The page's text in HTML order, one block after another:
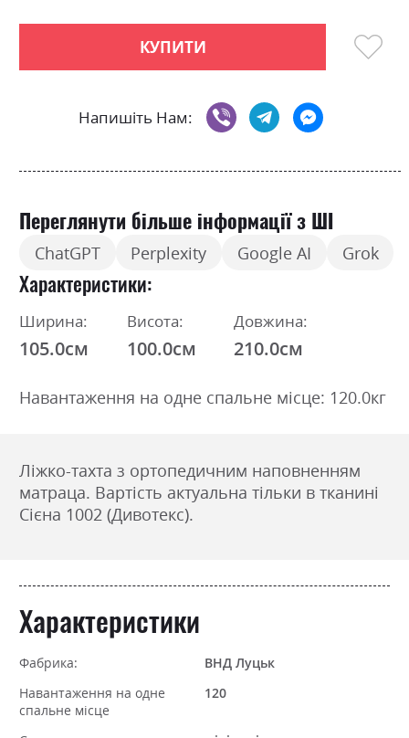
КУПИТИ
Напишіть Нам:
Переглянути більше інформації з ШІ
ChatGPT Perplexity Google AI Grok
Характеристики
Ширина:
105.0см
Висота:
100.0см
Довжина:
210.0см
Навантаження на одне спальне місце: 120.0кг
Ліжко-тахта з ортопедичним наповненням
матраца. Вартість актуальна тільки в тканині
Сієна 1002 (Дивотекс).
Характеристики
Фабрика:
ВНД Луцьк
Навантаження на одне
спальне місце
120